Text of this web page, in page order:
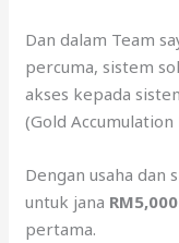
Dan dalam Team
percuma, sistem
akses kepada
(Gold
Dengan usaha dan
untuk jana
pertama.